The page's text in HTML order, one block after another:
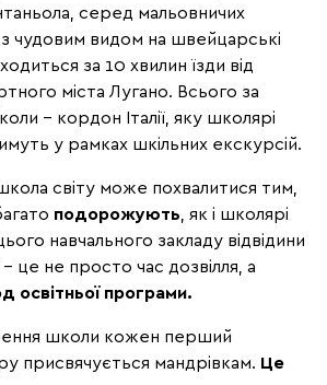
серед мальовничих
чудовим видом на швейцарські
за 10 хвилин їзди від
міста Лугано. Всього за
– кордон Італії, яку школярі
у рамках шкільних екскурсій.
світу може похвалитися тим,
подорожують, як і школярі
навчального закладу відвідини
це не просто час дозвілля, а
освітньої програми.
школи кожен перший
присвячується мандрівкам. Це